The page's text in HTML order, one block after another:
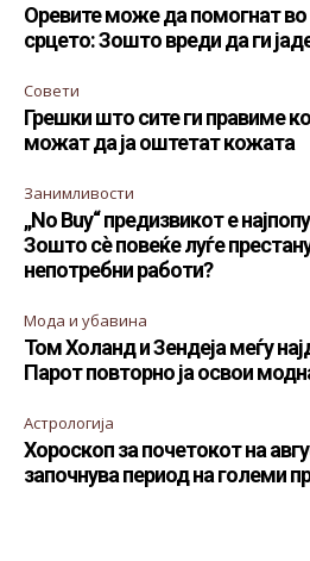
Оревите може да помогнат во
срцето: Зошто вреди да ги
Совети
Грешки што сите ги правиме
можат да ја оштетат кожата
Занимливости
„No Buy“ предизвикот е
Зошто сè повеќе луѓе
непотребни работи?
Мода и убавина
Том Холанд и Зендеја меѓу
Парот повторно ја освои
Астрологија
Хороскоп за почетокот на
започнува период на големи